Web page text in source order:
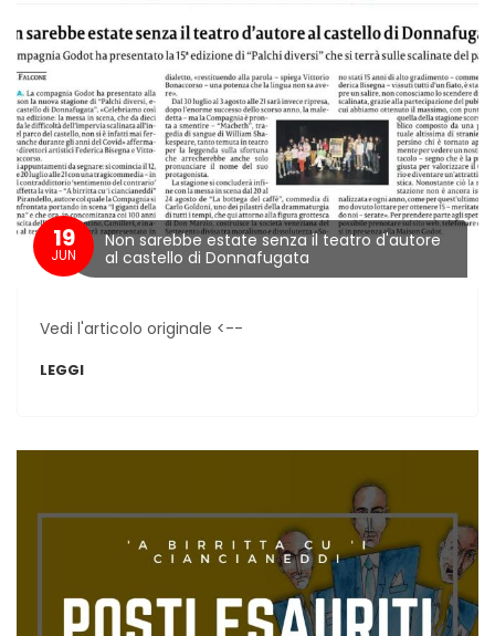
19
JUN
Non sarebbe estate senza il teatro d'autore
al castello di Donnafugata
Vedi l'articolo originale <--
LEGGI